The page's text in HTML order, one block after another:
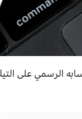
الرسمي على